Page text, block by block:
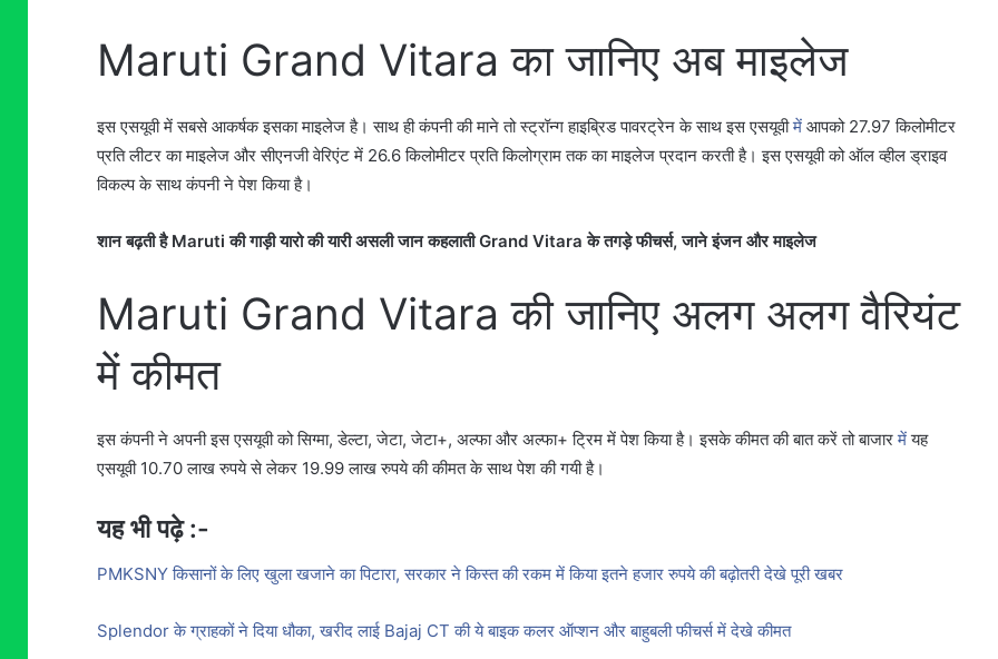
Maruti Grand Vitara का जानिए अब माइलेज
इस एसयूवी में सबसे आकर्षक इसका माइलेज है। साथ ही कंपनी की माने तो स्ट्रॉन्ग हाइब्रिड पावरट्रेन के साथ इस एसयूवीमें आपको 27.97 किलोमीटर
प्रति लीटर का माइलेज और सीएनजी वेरिएंट में 26.6 किलोमीटर प्रति किलोग्राम तक का माइलेज प्रदान करती है। इस एसयूवी को ऑल व्हील ड्राइव
विकल्प के साथ कंपनी ने पेश किया है।
शान बढ़ती है Maruti की गाड़ी यारो की यारी असली जान कहलाती Grand Vitara के तगड़े फीचर्स, जाने इंजन और माइलेज
Maruti Grand Vitara की जानिए अलग अलग वैरियंट
में कीमत
इस कंपनी ने अपनी इस एसयूवी को सिग्मा, डेल्टा, जेटा, जेटा+, अल्फा और अल्फा+ ट्रिम में पेश किया है। इसके कीमत की बात करें तो बाजारमेंयह
एसयूवी 10.70 लाख रुपये से लेकर 19.99 लाख रुपये की कीमत के साथ पेश की गयी है।
यह भी पढ़े :-
PMKSNY किसानों के लिए खुला खजाने का पिटारा, सरकार ने किस्त की रकम में किया इतने हजार रुपये की बढ़ोतरी देखे पूरी खबर
Splendor के ग्राहकों ने दिया धौका, खरीद लाई Bajaj CT की ये बाइक कलर ऑप्शन और बाहुबली फीचर्स में देखे कीमत